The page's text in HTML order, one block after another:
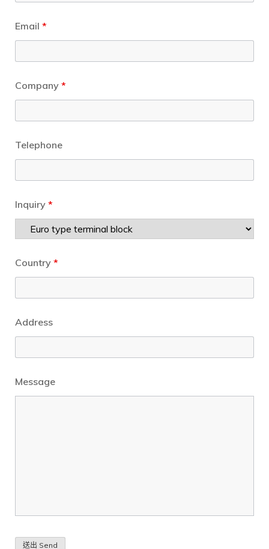
Email *
Company *
Telephone
Inquiry *
Country *
Address
Message